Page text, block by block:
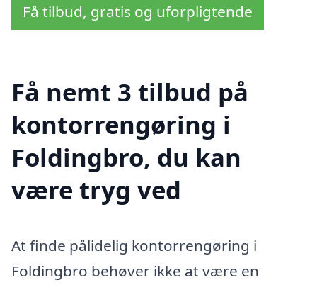
Få tilbud, gratis og uforpligtende
Få nemt 3 tilbud på
kontorrengøring i
Foldingbro, du kan
være tryg ved
At finde pålidelig kontorrengøring i
Foldingbro behøver ikke at være en